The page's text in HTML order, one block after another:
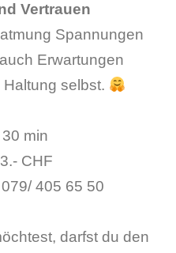
Vertrauen
Spannungen
Erwartungen
selbst.
min
CHF
079/ 405 65 50
darfst du den